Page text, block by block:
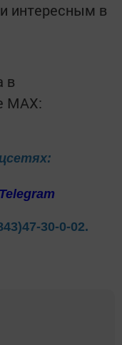
интересным в
в
MАХ:
Telegram
30-0-02.